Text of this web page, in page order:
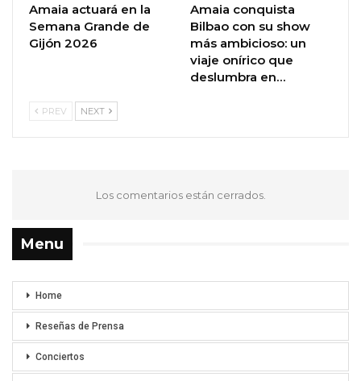
Amaia actuará en la
Semana Grande de
Gijón 2026
Amaia conquista
Bilbao con su show
más ambicioso: un
viaje onírico que
deslumbra en…
PREV NEXT
Los comentarios están cerrados.
Menu
Home
Reseñas de Prensa
Conciertos